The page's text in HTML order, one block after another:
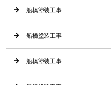
船橋塗装工事
船橋塗装工事
船橋塗装工事